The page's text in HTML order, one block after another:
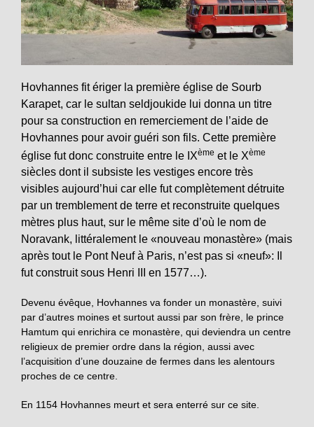
Hovhannes fit ériger la première église de Sourb
Karapet, car le sultan seldjoukide lui donna un titre
pour sa construction en remerciement de l’aide de
Hovhannes pour avoir guéri son fils. Cette première
église fut donc construite entre le IXème et le Xème
siècles dont il subsiste les vestiges encore très
visibles aujourd’hui car elle fut complètement détruite
par un tremblement de terre et reconstruite quelques
mètres plus haut, sur le même site d’où le nom de
Noravank, littéralement le «nouveau monastère» (mais
après tout le Pont Neuf à Paris, n’est pas si «neuf»: Il
fut construit sous Henri III en 1577…).
Devenu évêque, Hovhannes va fonder un monastère, suivi
par d’autres moines et surtout aussi par son frère, le prince
Hamtum qui enrichira ce monastère, qui deviendra un centre
religieux de premier ordre dans la région, aussi avec
l’acquisition d’une douzaine de fermes dans les alentours
proches de ce centre.
En 1154 Hovhannes meurt et sera enterré sur ce site.